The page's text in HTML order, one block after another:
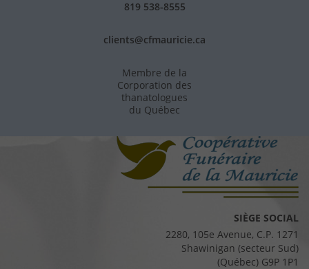
819 538-8555
clients@cfmauricie.ca
Membre de la
Corporation des
thanatologues
du Québec
SIÈGE SOCIAL
2280, 105e Avenue, C.P. 1271
Shawinigan (secteur Sud)
(Québec) G9P 1P1